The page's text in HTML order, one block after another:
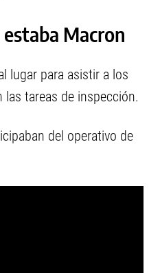
Macron
lugar para asistir a los
tareas de inspección.
del operativo de